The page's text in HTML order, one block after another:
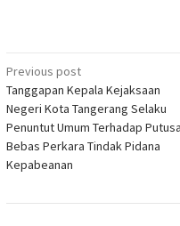
Post
navigation
Previous post
Tanggapan Kepala Kejaksaan
Negeri Kota Tangerang Selaku
Penuntut Umum Terhadap
Bebas Perkara Tindak Pidana
Kepabeanan